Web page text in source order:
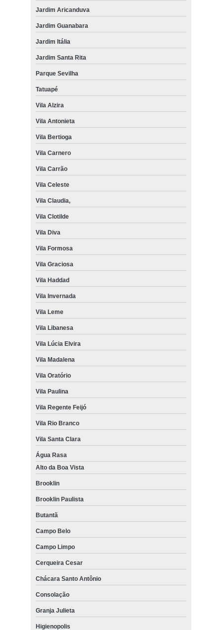
Jardim Aricanduva
Jardim Guanabara
Jardim Itália
Jardim Santa Rita
Parque Sevilha
Tatuapé
Vila Alzira
Vila Antonieta
Vila Bertioga
Vila Carnero
Vila Carrão
Vila Celeste
Vila Claudia,
Vila Clotilde
Vila Diva
Vila Formosa
Vila Graciosa
Vila Haddad
Vila Invernada
Vila Leme
Vila Libanesa
Vila Lúcia Elvira
Vila Madalena
Vila Oratório
Vila Paulina
Vila Regente Feijó
Vila Rio Branco
Vila Santa Clara
Água Rasa
Alto da Boa Vista
Brooklin
Brooklin Paulista
Butantã
Campo Belo
Campo Limpo
Cerqueira Cesar
Chácara Santo Antônio
Consolação
Granja Julieta
Higienopolis